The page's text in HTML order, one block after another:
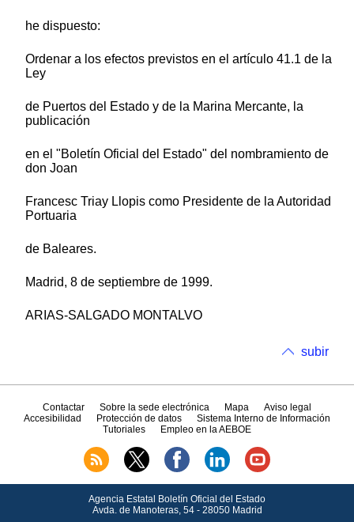
he dispuesto:
Ordenar a los efectos previstos en el artículo 41.1 de la
Ley
de Puertos del Estado y de la Marina Mercante, la
publicación
en el "Boletín Oficial del Estado" del nombramiento de
don Joan
Francesc Triay Llopis como Presidente de la Autoridad
Portuaria
de Baleares.
Madrid, 8 de septiembre de 1999.
ARIAS-SALGADO MONTALVO
subir
Contactar Sobre la sede electrónica Mapa
Aviso legal
Accesibilidad
Protección de datos
Sistema Interno de Información
Tutoriales
Empleo en la AEBOE
Agencia Estatal Boletín Oficial del Estado
Avda. de Manoteras, 54 - 28050 Madrid